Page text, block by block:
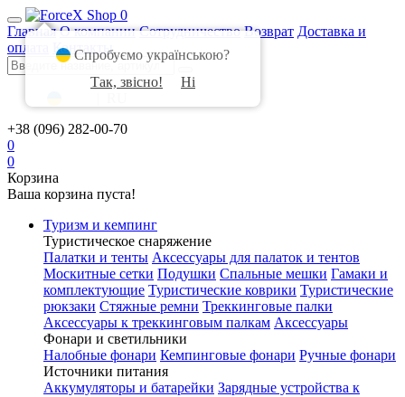
0
Главная О компании Сотрудничество Возврат Доставка и
оплата
Контакты
+38 (096) 282-00-70
0
0
Корзина
Ваша корзина пуста!
Туризм и кемпинг
Туристическое снаряжение
Палатки и тенты Аксессуары для палаток и тентов
Москитные сетки Подушки Спальные мешки Гамаки и
комплектующие Туристические коврики Туристические
рюкзаки Стяжные ремни Треккинговые палки
Аксессуары к треккинговым палкам Аксессуары
Фонари и светильники
Налобные фонари Кемпинговые фонари Ручные фонари
Источники питания
Аккумуляторы и батарейки Зарядные устройства к
Спробуємо українською?
Так, звісно!
Ні